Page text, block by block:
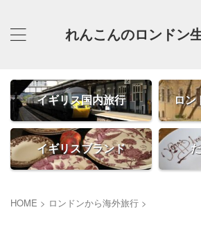
れんこんのロンドン
イギリス国内旅行 ロン
イギリスブランド
HOME > ロンドンから海外旅行 >